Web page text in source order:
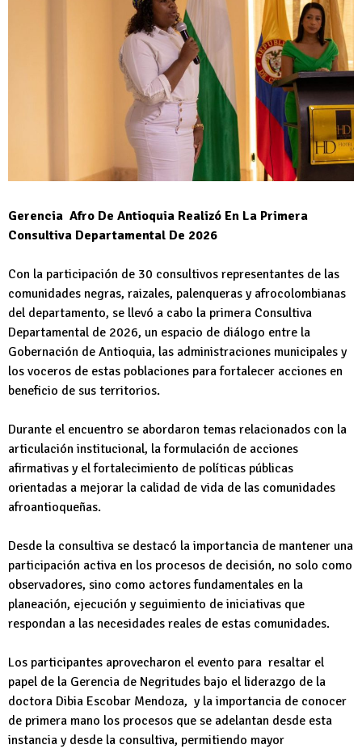
Gerencia Afro De Antioquia Realizó En La Primera
Consultiva Departamental De 2026
Con la participación de 30 consultivos representantes de las
comunidades negras, raizales, palenqueras y afrocolombianas
del departamento, se llevó a cabo la primera Consultiva
Departamental de 2026, un espacio de diálogo entre la
Gobernación de Antioquia, las administraciones municipales y
los voceros de estas poblaciones para fortalecer acciones en
beneficio de sus territorios.
Durante el encuentro se abordaron temas relacionados con la
articulación institucional, la formulación de acciones
afirmativas y el fortalecimiento de políticas públicas
orientadas a mejorar la calidad de vida de las comunidades
afroantioqueñas.
Desde la consultiva se destacó la importancia de mantener una
participación activa en los procesos de decisión, no solo como
observadores, sino como actores fundamentales en la
planeación, ejecución y seguimiento de iniciativas que
respondan a las necesidades reales de estas comunidades.
Los participantes aprovecharon el evento para resaltar el
papel de la Gerencia de Negritudes bajo el liderazgo de la
doctora Dibia Escobar Mendoza, y la importancia de conocer
de primera mano los procesos que se adelantan desde esta
instancia y desde la consultiva, permitiendo mayor